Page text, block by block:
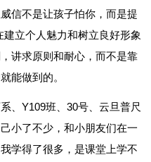
信不是让孩子怕你，而是提
立个人魅力和树立良好形象
讲求原则和耐心，而不是靠
能做到的。
、Y109班、30号、云旦普尺
小了不少，和小朋友们在一
学得了很多，是课堂上学不